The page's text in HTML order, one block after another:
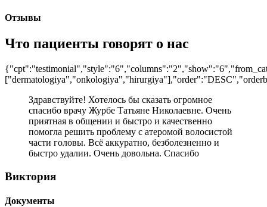
Отзывы
Что пациенты говорят о нас
Здравствуйте! Хотелось бы сказать огромное
спасибо врачу Журбе Татьяне Николаевне. Очень
приятная в общении и быстро и качественно
помогла решить проблему с атеромой волосистой
части головы. Всё аккуратно, безболезненно и
быстро удалии. Очень довольна. Спасибо
Виктория
Документы